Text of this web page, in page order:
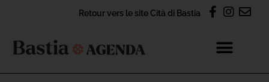
Retour vers le site Cità di Bastia